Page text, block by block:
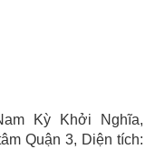
Kỳ Khởi Nghĩa,
Quận 3, Diện tích: